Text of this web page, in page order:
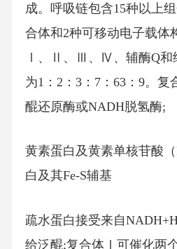
成。呼吸链包含15种以上
合体和2种可移动电子载体
Ⅰ、Ⅱ、Ⅲ、Ⅳ、辅酶Q和
为1：2：3：7：63：9。
醌还原酶或NADH脱氢酶;
黄素蛋白及黄素单核苷酸
白及其Fe-S辅基
疏水蛋白接受来自
给泛醌;复合体Ⅰ可催化两